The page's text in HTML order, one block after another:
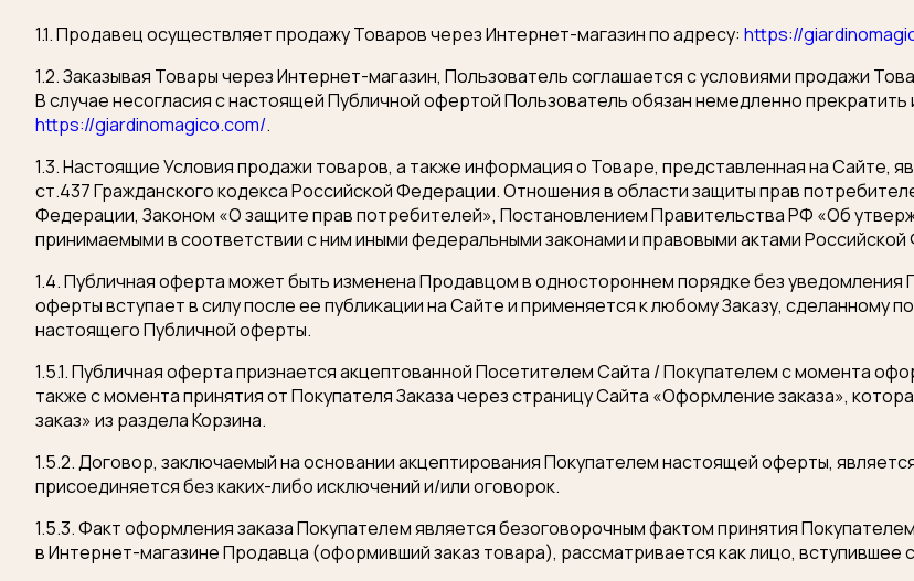
1.1. Продавец осуществляет продажу Товаров через Интернет-магазин по адресу: https://
1.2. Заказывая Товары через Интернет-магазин, Пользователь соглашается с условиями продажи
В случае несогласия с настоящей Публичной офертой Пользователь обязан немедленно прекратить
https://giardinomagico.com/.
1.3. Настоящие Условия продажи товаров, а также информация о Товаре, представленная на Сайте,
ст.437 Гражданского кодекса Российской Федерации. Отношения в области защиты прав
Федерации, Законом «О защите прав потребителей», Постановлением Правительства РФ «Об
принимаемыми в соответствии с ним иными федеральными законами и правовыми актами
1.4. Публичная оферта может быть изменена Продавцом в одностороннем порядке без
оферты вступает в силу после ее публикации на Сайте и применяется к любому Заказу, сделанному
настоящего Публичной оферты.
1.5.1. Публичная оферта признается акцептованной Посетителем Сайта / Покупателем с момента
также с момента принятия от Покупателя Заказа через страницу Сайта «Оформление заказа»,
заказ» из раздела Корзина.
1.5.2. Договор, заключаемый на основании акцептирования Покупателем настоящей оферты,
присоединяется без каких-либо исключений и/или оговорок.
1.5.3. Факт оформления заказа Покупателем является безоговорочным фактом принятия
в Интернет-магазине Продавца (оформивший заказ товара), рассматривается как лицо,